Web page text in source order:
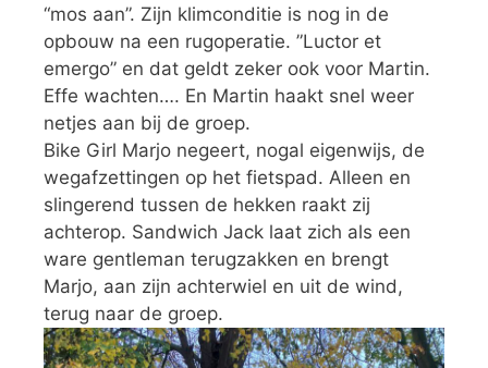
“mos aan”. Zijn klimconditie is nog in de
opbouw na een rugoperatie. ”Luctor et
emergo” en dat geldt zeker ook voor Martin.
Effe wachten…. En Martin haakt snel weer
netjes aan bij de groep.
Bike Girl Marjo negeert, nogal eigenwijs, de
wegafzettingen op het fietspad. Alleen en
slingerend tussen de hekken raakt zij
achterop. Sandwich Jack laat zich als een
ware gentleman terugzakken en brengt
Marjo, aan zijn achterwiel en uit de wind,
terug naar de groep.